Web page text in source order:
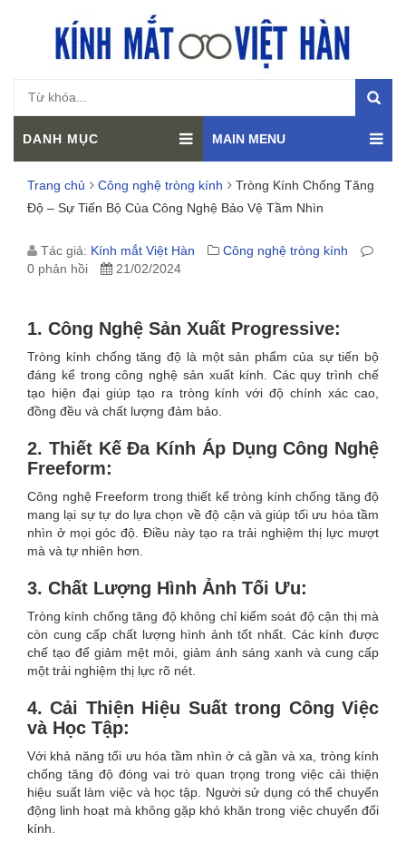
DANH MỤC MAIN MENU
Trang chủ Công nghệ tròng kính
Tròng Kính Chống Tăng
Độ – Sự Tiến Bộ Của Công Nghệ Bảo Vệ Tầm Nhìn
TRÒNG
CHỐNG
TĂNG
ĐỘ
SỰ
TIẾN
BỘ
CỦA
CÔNG
NGHỆ
VỆ
TẦM
NHÌN
Tác giả: Kính mắt Việt Hàn
Công nghệ tròng kính
0 phản hồi
21/02/2024
1. Công Nghệ Sản Xuất Progressive:
Tròng kính chống tăng độ là một sản phẩm của sự tiến bộ
đáng kể trong công nghệ sản xuất kính. Các quy trình chế
tạo hiện đại giúp tạo ra tròng kính với độ chính xác cao,
đồng đều và chất lượng đảm bảo.
2. Thiết Kế Đa Kính Áp Dụng Công Nghệ
Freeform:
Công nghệ Freeform trong thiết kế tròng kính chống tăng độ
mang lại sự tự do lựa chọn về độ cận và giúp tối ưu hóa tầm
nhìn ở mọi góc độ. Điều này tạo ra trải nghiệm thị lực mượt
mà và tự nhiên hơn.
3. Chất Lượng Hình Ảnh Tối Ưu:
Tròng kính chống tăng độ không chỉ kiểm soát độ cận thị mà
còn cung cấp chất lượng hình ảnh tốt nhất. Các kính được
chế tạo để giảm mệt mỏi, giảm ánh sáng xanh và cung cấp
một trải nghiệm thị lực rõ nét.
4. Cải Thiện Hiệu Suất trong Công Việc
và Học Tập:
Với khả năng tối ưu hóa tầm nhìn ở cả gần và xa, tròng kính
chống tăng độ đóng vai trò quan trọng trong việc cải thiện
hiệu suất làm việc và học tập. Người sử dụng có thể chuyển
động linh hoạt mà không gặp khó khăn trong việc chuyển đổi
kính.